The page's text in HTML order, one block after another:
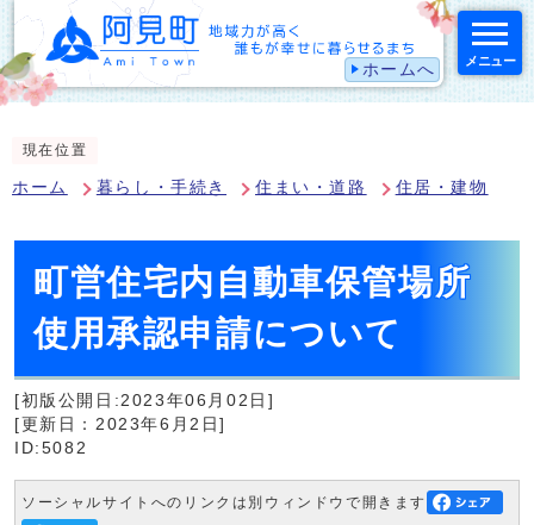
ホームへ メニュー
現在位置
ホーム 暮らし・手続き 住まい・道路 住居・建物
町営住宅内自動車保管場所
使用承認申請について
[初版公開日:2023年06月02日]
[更新日：2023年6月2日]
ID:5082
ソーシャルサイトへのリンクは別ウィンドウで開きます